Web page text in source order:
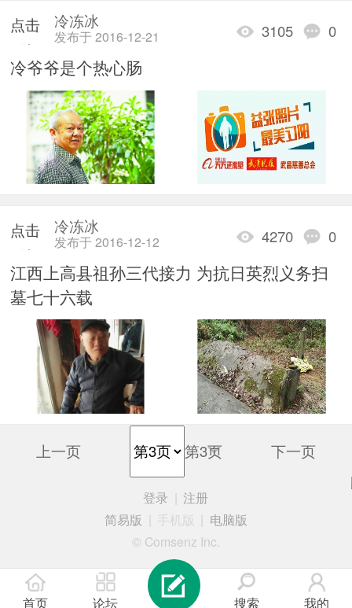
点击
重新
加载
3105 0
冷冻冰
发布于 2016-12-21
冷爷爷是个热心肠
点击
重新
加载
4270 0
冷冻冰
发布于 2016-12-12
江西上高县祖孙三代接力 为抗日英烈义务扫
墓七十六载
上一页 第3页 下一页
首页 论坛 搜索 我的
登录
注册
简易版
手机版
电脑版
© Comsenz Inc.